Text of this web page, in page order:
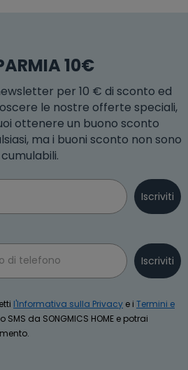
10€
per 10 € di sconto ed
le nostre offerte speciali,
ottenere un buono sconto
ma i buoni sconto non sono
cumulabili.
Iscriviti
Iscriviti
l'Informativa sulla Privacy e i Termini e
SMS da SONGMICS HOME e potrai